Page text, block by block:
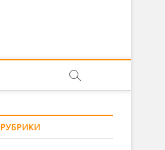
РУБРИКИ